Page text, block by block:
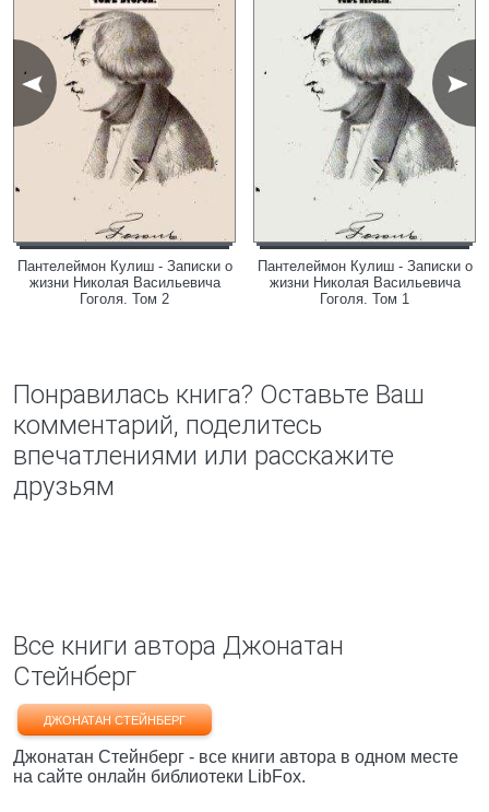
Пантелеймон Кулиш - Записки о
жизни Николая Васильевича
Гоголя. Том 2
Пантелеймон Кулиш - Записки о
жизни Николая Васильевича
Гоголя. Том 1
Понравилась книга? Оставьте Ваш
комментарий, поделитесь
впечатлениями или расскажите
друзьям
Все книги автора Джонатан
Стейнберг
ДЖОНАТАН СТЕЙНБЕРГ
Джонатан Стейнберг - все книги автора в одном месте
на сайте онлайн библиотеки LibFox.